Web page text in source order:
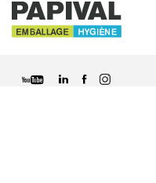
to
Content